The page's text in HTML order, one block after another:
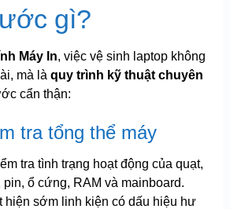
gì?
Máy In, việc vệ sinh laptop không
mà là quy trình kỹ thuật chuyên
cẩn thận:
tra tổng thể máy
tra tình trạng hoạt động của quạt,
pin, ổ cứng, RAM và mainboard.
hiện sớm linh kiện có dấu hiệu hư